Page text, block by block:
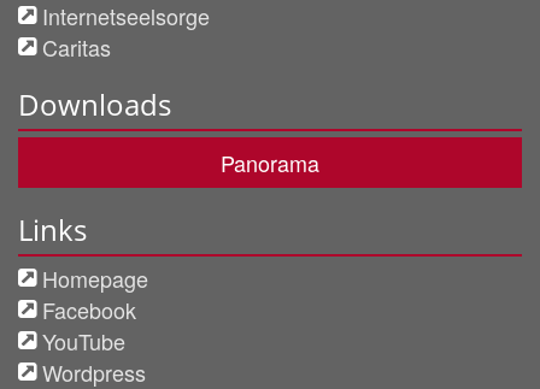
Internetseelsorge
Caritas
Downloads
Panorama
Links
Homepage
Facebook
YouTube
Wordpress